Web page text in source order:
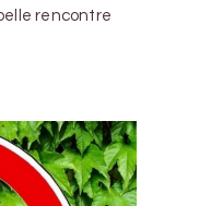
rencontre